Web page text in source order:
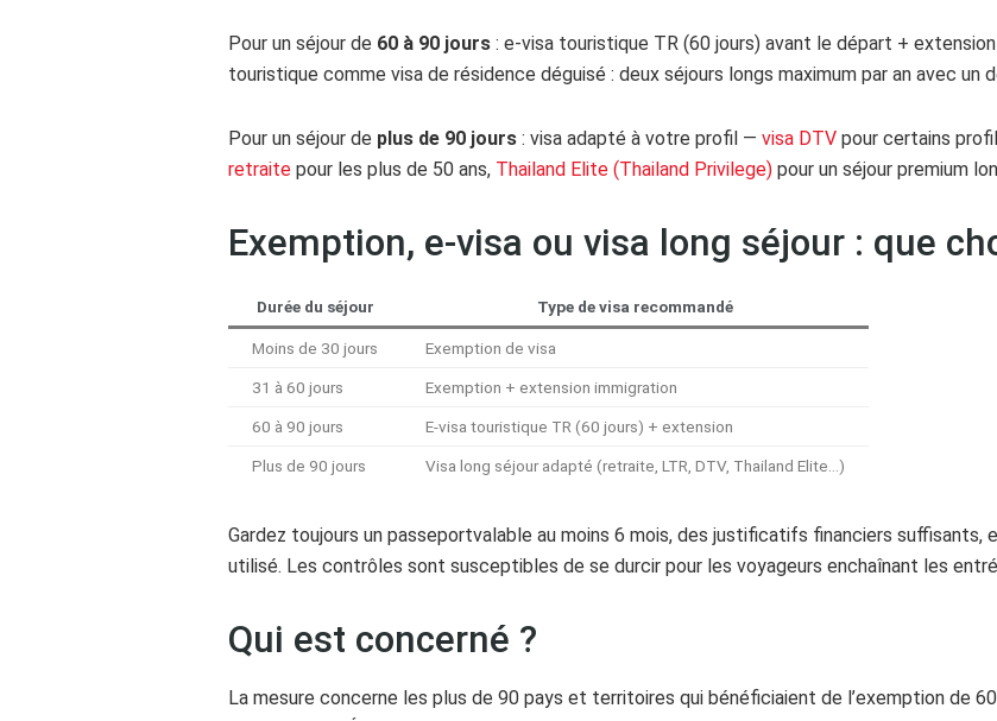
Pour un séjour de 60 à 90 jours : e-visa touristique TR (60 jours) avant le départ +
touristique comme visa de résidence déguisé : deux séjours longs maximum par an avec un
Pour un séjour de plus de 90 jours : visa adapté à votre profil — visa DTV pour certains
retraite pour les plus de 50 ans, Thailand Elite (Thailand Privilege) pour un séjour premium
Exemption, e-visa ou visa long séjour : que
Durée du séjour Type de visa recommandé
Moins de 30 jours Exemption de visa
31 à 60 jours Exemption + extension immigration
60 à 90 jours E-visa touristique TR (60 jours) + extension
Plus de 90 jours Visa long séjour adapté (retraite, LTR, DTV, Thailand Elite…)
Gardez toujours un passeportvalable au moins 6 mois, des justificatifs financiers
utilisé. Les contrôles sont susceptibles de se durcir pour les voyageurs enchaînant les
Qui est concerné ?
La mesure concerne les plus de 90 pays et territoires qui bénéficiaient de l’exemption de